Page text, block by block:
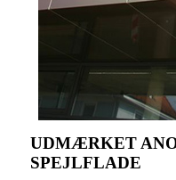
UDMÆRKET
SPEJLFLADE